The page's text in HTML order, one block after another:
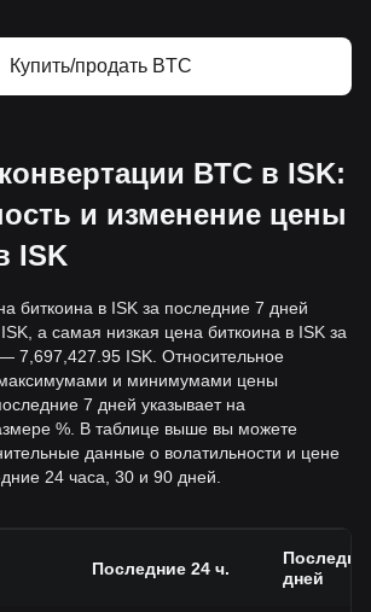
Купить/продать BTC
BTC в ISK:
и изменение цены
ISK
биткоина в ISK за последние 7 дней
а самая низкая цена биткоина в ISK за
7,697,427.95 ISK. Относительное
и минимумами цены
7 дней указывает на
%. В таблице выше вы можете
данные о волатильности и цене
24 часа, 30 и 90 дней.
Последние 24 ч.
дней